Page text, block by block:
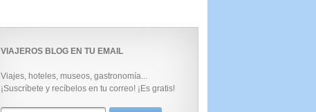
VIAJEROS BLOG EN TU EMAIL
Viajes, hoteles, museos, gastronomía...
¡Suscríbete y recíbelos en tu correo! ¡Es gratis!